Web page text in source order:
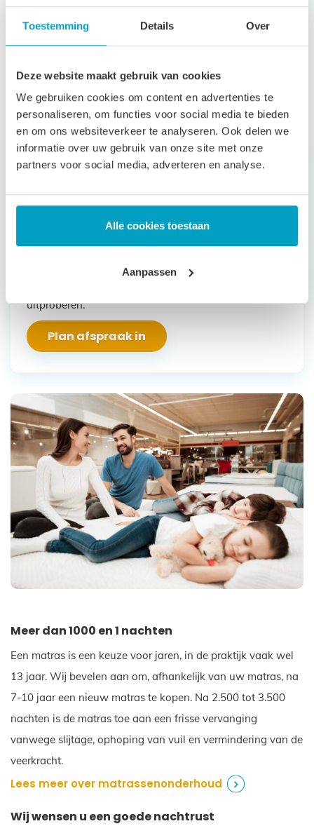
Toestemming Details Over
Deze website maakt gebruik van cookies
We gebruiken cookies om content en advertenties te
personaliseren, om functies voor social media te bieden
en om ons websiteverkeer te analyseren. Ook delen we
informatie over uw gebruik van onze site met onze
partners voor social media, adverteren en analyse.
Alle cookies toestaan
Aanpassen
Kom proefliggen in de
showroom
Wij hebben een ruime showroom tot onze
uitproberen.
Plan afspraak in
Meer dan 1000 en 1 nachten
Een matras is een keuze voor jaren, in de praktijk vaak wel
13 jaar. Wij bevelen aan om, afhankelijk van uw matras, na
7-10 jaar een nieuw matras te kopen. Na 2.500 tot 3.500
nachten is de matras toe aan een frisse vervanging
vanwege slijtage, ophoping van vuil en vermindering van de
veerkracht.
Lees meer over matrassenonderhoud
Wij wensen u een goede nachtrust